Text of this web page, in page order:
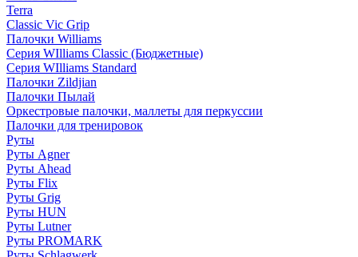
Terra
Classic Vic Grip
Палочки Williams
Серия WIlliams Classic (Бюджетные)
Серия WIlliams Standard
Палочки Zildjian
Палочки Пылай
Оркестровые палочки, маллеты для перкуссии
Палочки для тренировок
Руты
Руты Agner
Руты Ahead
Руты Flix
Руты Grig
Руты HUN
Руты Lutner
Руты PROMARK